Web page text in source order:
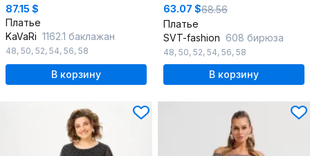
87.15 $
Платье
KaVaRi 1162.1 баклажан
48, 50, 52, 54, 56, 58
В корзину
63.07 $68.56
Платье
SVT-fashion 608 бирюза
48, 50, 52, 54, 56, 58
В корзину